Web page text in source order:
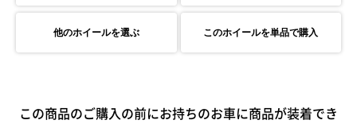
他のホイールを選ぶ このホイールを単品で購入
この商品のご購入の前にお持ちのお車に商品が装着でき